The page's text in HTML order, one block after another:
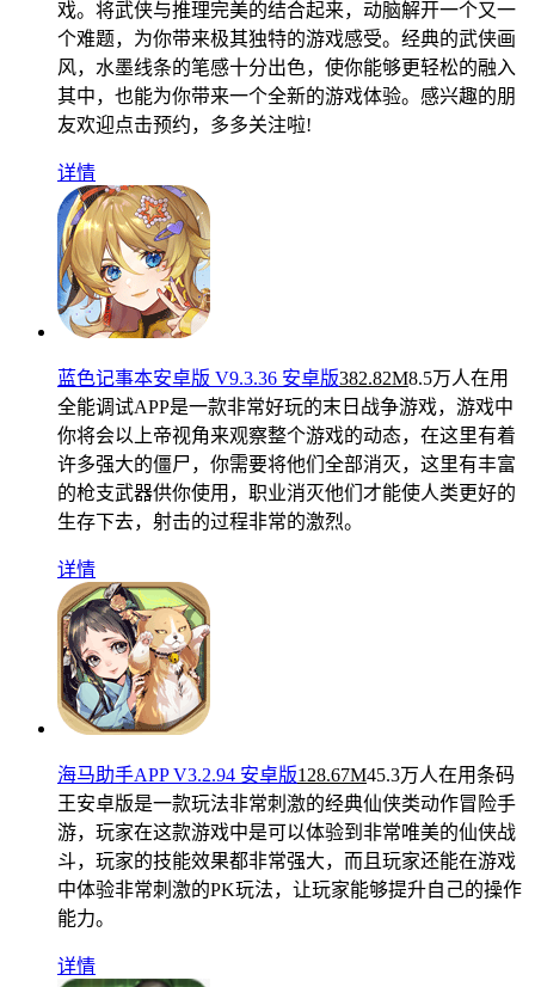
戏。将武侠与推理完美的结合起来，动脑解开一个又一
个难题，为你带来极其独特的游戏感受。经典的武侠画
风，水墨线条的笔感十分出色，使你能够更轻松的融入
其中，也能为你带来一个全新的游戏体验。感兴趣的朋
友欢迎点击预约，多多关注啦!
详情
蓝色记事本安卓版 V9.3.36 安卓版382.82M8.5万人在用
全能调试APP是一款非常好玩的末日战争游戏，游戏中
你将会以上帝视角来观察整个游戏的动态，在这里有着
许多强大的僵尸，你需要将他们全部消灭，这里有丰富
的枪支武器供你使用，职业消灭他们才能使人类更好的
生存下去，射击的过程非常的激烈。
详情
海马助手APP V3.2.94 安卓版128.67M45.3万人在用条码
王安卓版是一款玩法非常刺激的经典仙侠类动作冒险手
游，玩家在这款游戏中是可以体验到非常唯美的仙侠战
斗，玩家的技能效果都非常强大，而且玩家还能在游戏
中体验非常刺激的PK玩法，让玩家能够提升自己的操作
能力。
详情